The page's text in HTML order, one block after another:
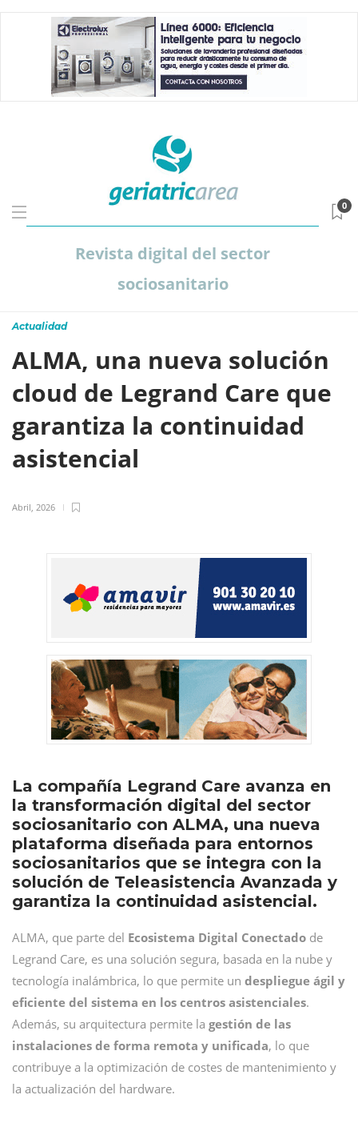
Revista digital del sector
sociosanitario
0
Actualidad
ALMA, una nueva solución
cloud de Legrand Care que
garantiza la continuidad
asistencial
Abril, 2026
La compañía Legrand Care avanza en
la transformación digital del sector
sociosanitario con ALMA, una nueva
plataforma diseñada para entornos
sociosanitarios que se integra con la
solución de Teleasistencia Avanzada y
garantiza la continuidad asistencial.
ALMA, que parte del Ecosistema Digital Conectado de
Legrand Care, es una solución segura, basada en la nube y
tecnología inalámbrica, lo que permite un despliegue ágil y
eficiente del sistema en los centros asistenciales.
Además, su arquitectura permite la gestión de las
instalaciones de forma remota y unificada, lo que
contribuye a la optimización de costes de mantenimiento y
la actualización del hardware.